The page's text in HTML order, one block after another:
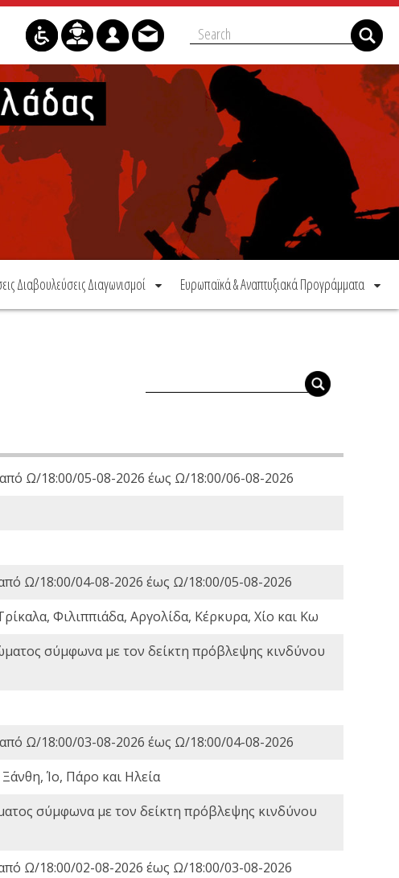
Διαβουλεύσεις Διαγωνισμοί Ευρωπαϊκά & Αναπτυξιακά Προγράμματα
Ω/18:00/05-08-2026 έως Ω/18:00/06-08-2026
Ω/18:00/04-08-2026 έως Ω/18:00/05-08-2026
Φιλιππιάδα, Αργολίδα, Κέρκυρα, Χίο και Κω
σύμφωνα με τον δείκτη πρόβλεψης κινδύνου
Ω/18:00/03-08-2026 έως Ω/18:00/04-08-2026
Ίο, Πάρο και Ηλεία
σύμφωνα με τον δείκτη πρόβλεψης κινδύνου
Ω/18:00/02-08-2026 έως Ω/18:00/03-08-2026